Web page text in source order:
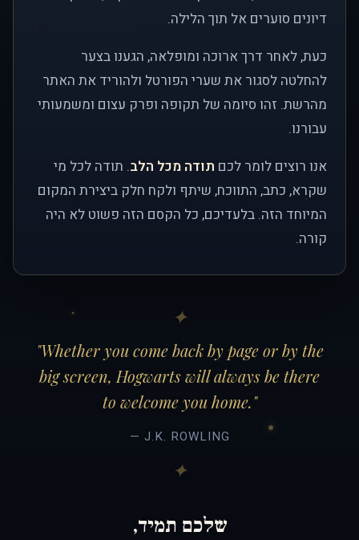
דיונים סוערים אל תוך הלילה.
כעת, לאחר דרך ארוכה ומופלאה, הגענו בצער
להחלטה לסגור את שערי הפורטל ולהוריד את האתר
מהרשת. זהו סיומה של תקופה ופרק עצום ומשמעותי
עבורנו.
אנו רוצים לומר לכם תודה מכל הלב. תודה לכל מי
שקרא, כתב, התווכח, שיתף ולקח חלק ביצירת המקום
המיוחד הזה. בלעדיכם, כל הקסם הזה פשוט לא היה
קורה.
"Whether you come back by page or by the
big screen, Hogwarts will always be there
to welcome you home."
— J.K. ROWLING
שלכם תמיד,